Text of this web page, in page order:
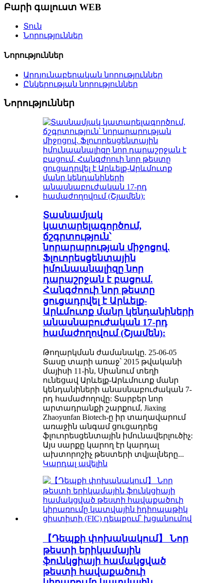
Բարի գալուստ WEB
Տուն
Նորություններ
Նորություններ
Արդյունաբերական նորություններ
Ընկերության նորություններ
Նորություններ
Տասնամյակ
կատարելագործում,
ճշգրտություն՝
նորարարության միջոցով.
Ֆլուորեսցենտային
իմունաանալիզը նոր
դարաշրջան է բացում.
Հանգժոուի նոր թեստը
ցուցադրվել է Արևելք-
Արևմուտք մանր կենդանիների
անասնաբուժական 17-րդ
համաժողովում (Շյամեն):
Թողարկման ժամանակը. 25-06-05
Տասը տարի առաջ՝ 2015 թվականի
մայիսի 11-ին, Սիանում տեղի
ունեցավ Արևելք-Արևմուտք մանր
կենդանիների անասնաբուժական 7-
րդ համաժողովը: Տարբեր նոր
արտադրանքի շարքում, Jiaxing
Zhaoyunfan Biotech-ը իր տաղավարում
առաջին անգամ ցուցադրեց
ֆլուորեսցենտային իմունավերլուծիչ:
Այս սարքը կարող էր կարդալ
ախտորոշիչ թեստերի տվյալները...
Կարդալ ավելին
【Դեպքի փոխանակում】 Նոր
թեստի երիկամային
ֆունկցիայի համակցված
թեստի հավաքածուի